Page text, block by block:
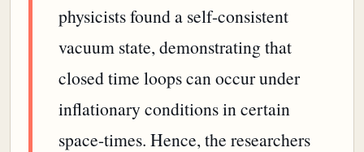
physicists found a self-consistent
vacuum state, demonstrating that
closed time loops can occur under
inflationary conditions in certain
space-times. Hence, the researchers